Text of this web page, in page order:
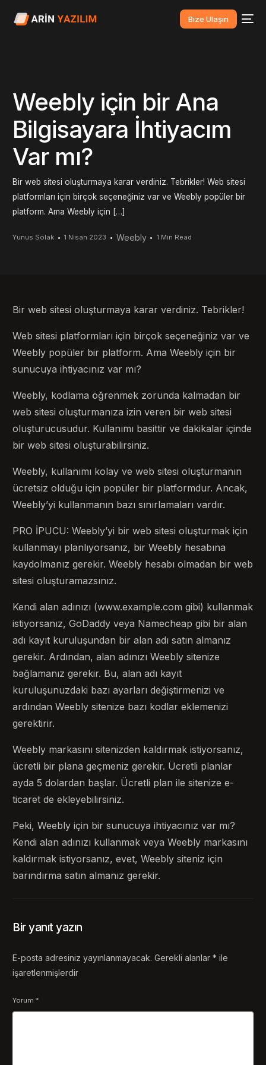
Bize Ulaşın
Weebly için bir Ana
Bilgisayara İhtiyacım
Var mı?
Bir web sitesi oluşturmaya karar verdiniz. Tebrikler! Web sitesi
platformları için birçok seçeneğiniz var ve Weebly popüler bir
platform. Ama Weebly için […]
Yunus Solak 1 Nisan 2023 Weebly 1 Min Read
Bir web sitesi oluşturmaya karar verdiniz. Tebrikler!
Web sitesi platformları için birçok seçeneğiniz var ve
Weebly popüler bir platform. Ama Weebly için bir
sunucuya ihtiyacınız var mı?
Weebly, kodlama öğrenmek zorunda kalmadan bir
web sitesi oluşturmanıza izin veren bir web sitesi
oluşturucusudur. Kullanımı basittir ve dakikalar içinde
bir web sitesi oluşturabilirsiniz.
Weebly, kullanımı kolay ve web sitesi oluşturmanın
ücretsiz olduğu için popüler bir platformdur. Ancak,
Weebly’yi kullanmanın bazı sınırlamaları vardır.
PRO İPUCU: Weebly’yi bir web sitesi oluşturmak için
kullanmayı planlıyorsanız, bir Weebly hesabına
kaydolmanız gerekir. Weebly hesabı olmadan bir web
sitesi oluşturamazsınız.
Kendi alan adınızı (www.example.com gibi) kullanmak
istiyorsanız, GoDaddy veya Namecheap gibi bir alan
adı kayıt kuruluşundan bir alan adı satın almanız
gerekir. Ardından, alan adınızı Weebly sitenize
bağlamanız gerekir. Bu, alan adı kayıt
kuruluşunuzdaki bazı ayarları değiştirmenizi ve
ardından Weebly sitenize bazı kodlar eklemenizi
gerektirir.
Weebly markasını sitenizden kaldırmak istiyorsanız,
ücretli bir plana geçmeniz gerekir. Ücretli planlar
ayda 5 dolardan başlar. Ücretli plan ile sitenize e-
ticaret de ekleyebilirsiniz.
Peki, Weebly için bir sunucuya ihtiyacınız var mı?
Kendi alan adınızı kullanmak veya Weebly markasını
kaldırmak istiyorsanız, evet, Weebly siteniz için
barındırma satın almanız gerekir.
Bir yanıt yazın
E-posta adresiniz yayınlanmayacak. Gerekli alanlar* ile
işaretlenmişlerdir
Yorum*